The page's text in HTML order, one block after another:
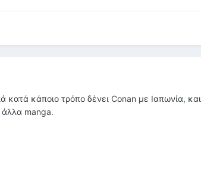
κάποιο τρόπο δένει Conan με Ιαπωνία, και
άλλα manga.